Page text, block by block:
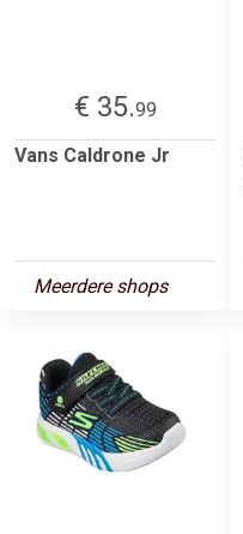
€ 35.99
Vans Caldrone Jr
Meerdere shops